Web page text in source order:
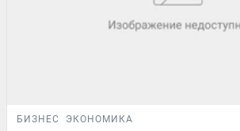
БИЗНЕС ЭКОНОМИКА